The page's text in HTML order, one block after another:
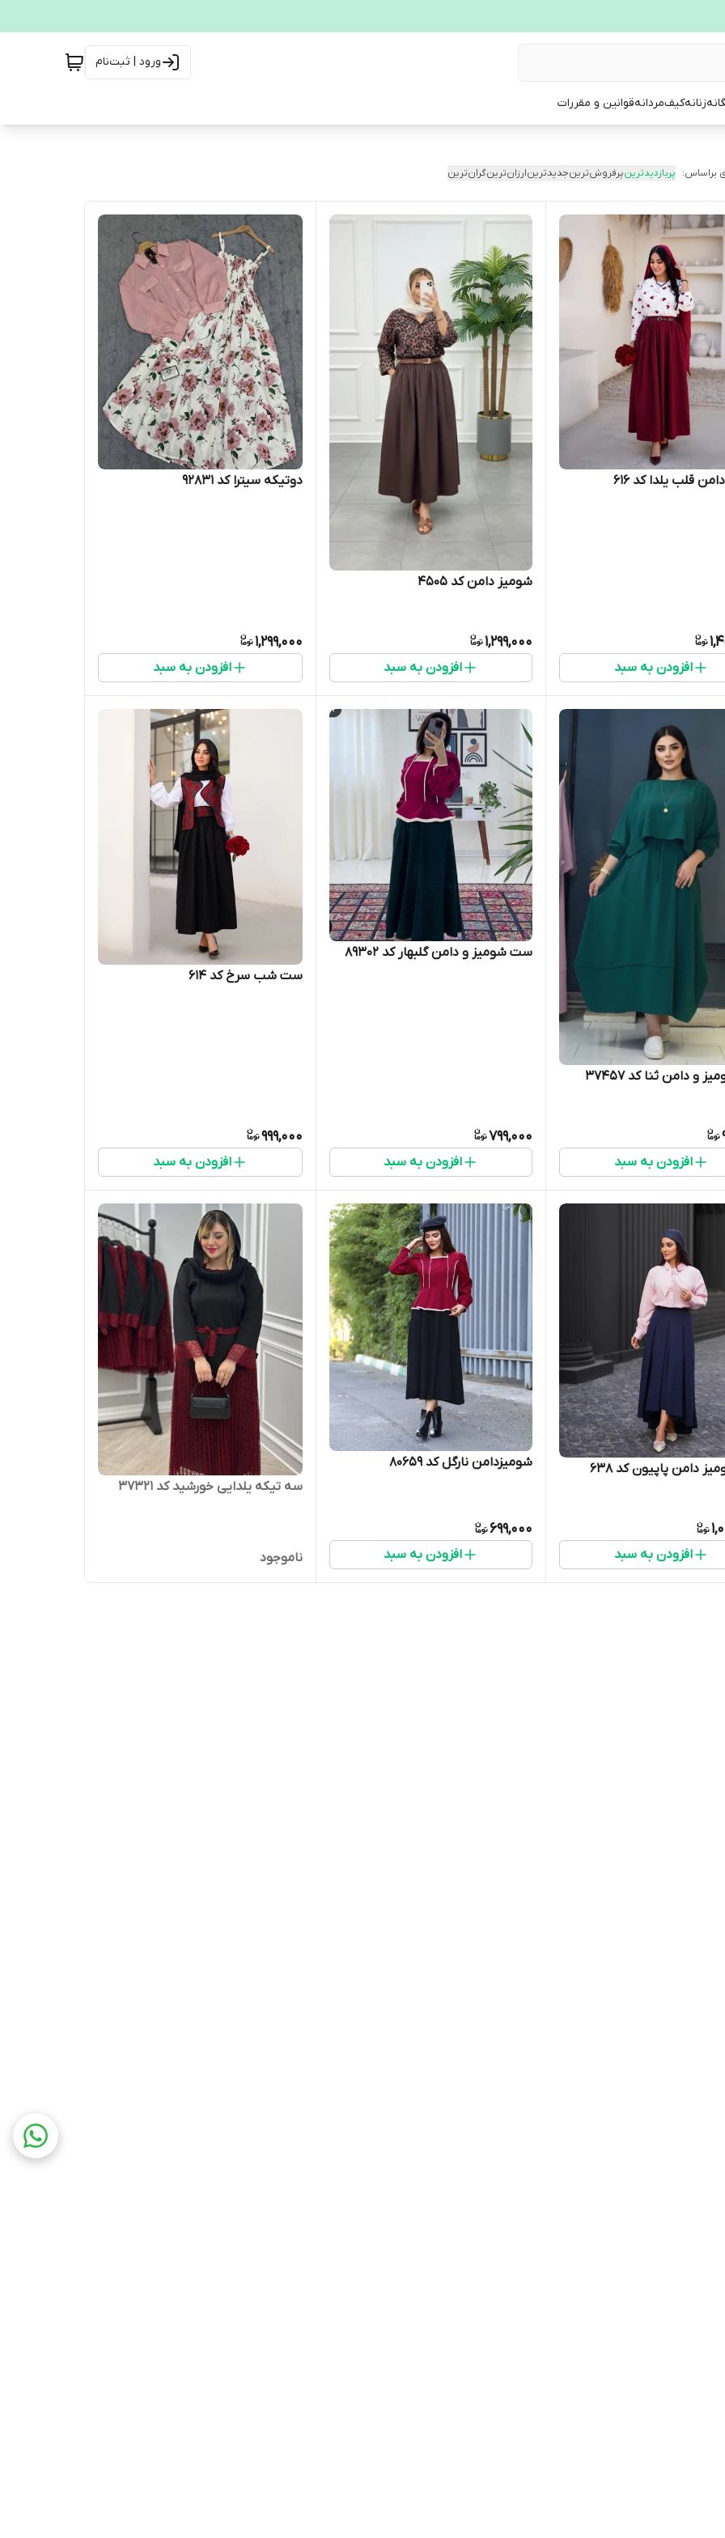
ورود | ثبت‌نام
زنانهکیفمردانهقوانین و مقررات
براساس: پربازدیدترینپرفروش‌ترینجدیدترینارزان‌ترینگران‌ترین
قلب یلدا کد 616
افزودن به سبد
شومیز دامن کد ۴۵۰۵
1,299,000
افزودن به سبد
دوتیکه سیترا کد 92831
1,299,000
افزودن به سبد
و دامن ثنا کد 37457
افزودن به سبد
ست شومیز و دامن گلبهار کد 89302
799,000
افزودن به سبد
ست شب سرخ کد 614
999,000
افزودن به سبد
دامن پاپیون کد 638
افزودن به سبد
شومیزدامن نارگل کد 80659
699,000
افزودن به سبد
سه تیکه یلدایی خورشید کد 37321
ناموجود